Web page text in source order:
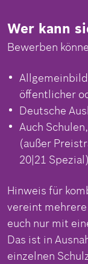
Wer kann
Bewerben
öffentlicher
Deutsche
Auch
(außer
20|21 Spezial)
Hinweis für
vereint
euch nur mit
Das ist in
einzelnen